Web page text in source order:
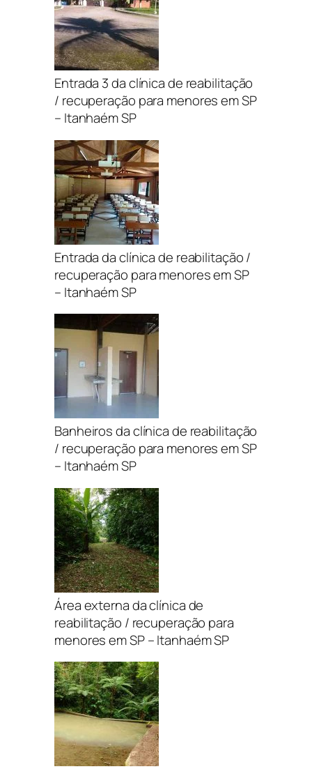
Entrada 3 da clínica de reabilitação
/ recuperação para menores em SP
– Itanhaém SP
Entrada da clínica de reabilitação /
recuperação para menores em SP
– Itanhaém SP
Banheiros da clínica de reabilitação
/ recuperação para menores em SP
– Itanhaém SP
Área externa da clínica de
reabilitação / recuperação para
menores em SP – Itanhaém SP